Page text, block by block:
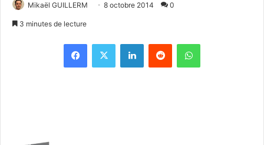
Mikaël GUILLERM 8 octobre 2014 0
3 minutes de lecture